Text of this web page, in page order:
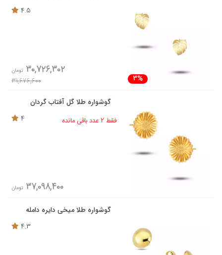
4.5
3%
30,726,302 تومان
31,676,600
گوشواره طلا گل آفتاب گردان
فقط 2 عدد باقی مانده
4
37,098,400 تومان
گوشواره طلا میخی دایره دامله
4.3